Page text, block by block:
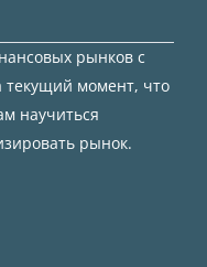
рынков с
текущий момент, что
научиться
рынок.